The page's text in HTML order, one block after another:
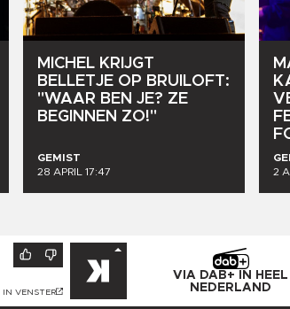
MICHEL KRIJGT
BELLETJE OP BRUILOFT:
"WAAR BEN JE? ZE
BEGINNEN ZO!"
GEMIST
28 APRIL 17:47
2
IN VENSTER
VIA DAB+ IN HEEL
NEDERLAND